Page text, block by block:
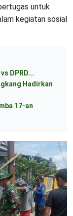
untuk
kegiatan sosial
DPRD...
Hadirkan
17-an